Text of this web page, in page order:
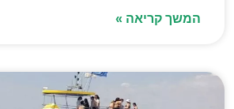
המשך קריאה »